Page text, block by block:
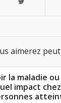
aimerez
la maladie
impact